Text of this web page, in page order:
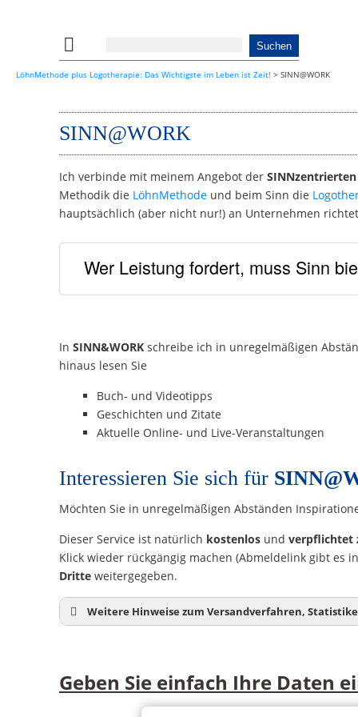
LöhnMethode plus Logotherapie: Das Wichtigste im Leben ist Zeit! > SINN@WORK
SINN@WORK
Ich verbinde mit meinem Angebot der
Methodik die LöhnMethode und beim Sinn die
hauptsächlich (aber nicht nur!) an Unternehmen
Wer Leistung fordert, muss Sinn
In SINN&WORK schreibe ich in unregelmäßigen
hinaus lesen Sie
Buch- und Videotipps
Geschichten und Zitate
Aktuelle Online- und Live-Veranstaltungen
Interessieren Sie sich für
Möchten Sie in unregelmäßigen Abständen
Dieser Service ist natürlich kostenlos und verpflichtet
Klick wieder rückgängig machen (Abmeldelink gibt es
Dritte weitergegeben.
Weitere Hinweise zum Versandverfahren,
Analyse von SINN@WORK gespeichert werden.
Geben Sie einfach Ihre Daten